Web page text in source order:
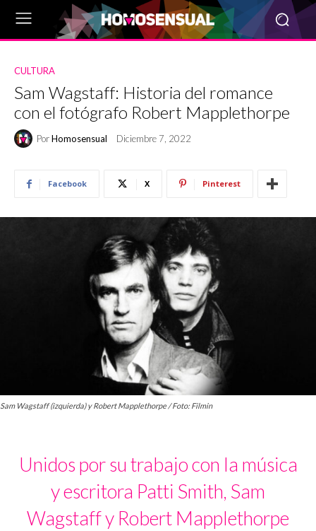
CULTURA
Sam Wagstaff: Historia del romance
con el fotógrafo Robert Mapplethorpe
PorHomosensual Diciembre 7, 2022
Facebook X Pinterest
Sam Wagstaff (izquierda) y Robert Mapplethorpe / Foto: Filmin
Unidos por su trabajo con la música
y escritora Patti Smith, Sam
Wagstaff y Robert Mapplethorpe